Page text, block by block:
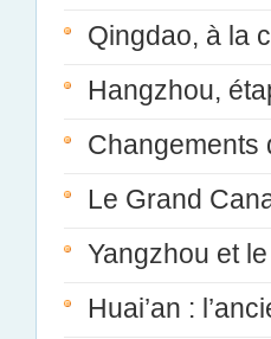
Qingdao, à la
Hangzhou,
Changements
Le Grand
Yangzhou et
Huai’an :